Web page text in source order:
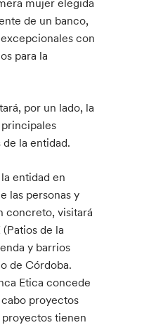
mujer elegida
de un banco,
con
para la
por un lado, la
la entidad.
entidad en
las personas y
concreto, visitará
de la
y barrios
de Córdoba.
Etica concede
proyectos
tienen